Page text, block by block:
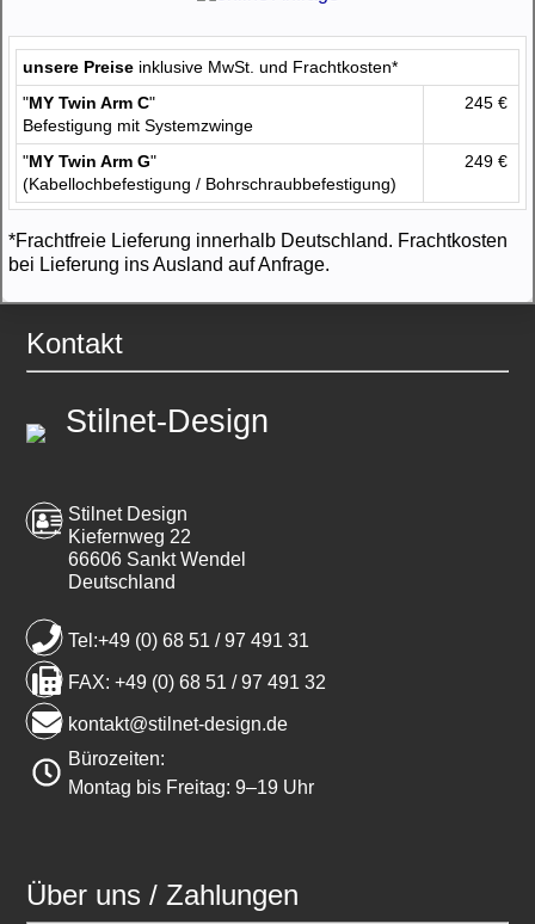
unsere Preise inklusive MwSt. und Frachtkosten*
"MY Twin Arm C"
Befestigung mit Systemzwinge
245 €
"MY Twin Arm G"
(Kabellochbefestigung / Bohrschraubbefestigung)
249 €
*Frachtfreie Lieferung innerhalb Deutschland. Frachtkosten
bei Lieferung ins Ausland auf Anfrage.
Kontakt
Stilnet-Design
Stilnet Design
Kiefernweg 22
66606 Sankt Wendel
Deutschland
Tel:+49 (0) 68 51 / 97 491 31
FAX: +49 (0) 68 51 / 97 491 32
kontakt@stilnet-design.de
Bürozeiten:
Montag bis Freitag: 9–19 Uhr
Über uns / Zahlungen